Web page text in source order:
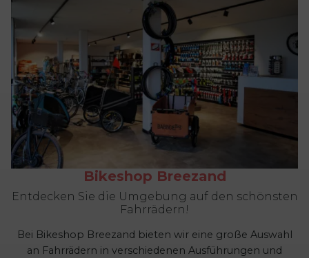
Bikeshop Breezand
Entdecken Sie die Umgebung auf den schönsten
Fahrrädern!
Bei Bikeshop Breezand bieten wir eine große Auswahl
an Fahrrädern in verschiedenen Ausführungen und